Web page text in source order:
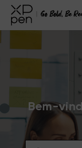
Bem-